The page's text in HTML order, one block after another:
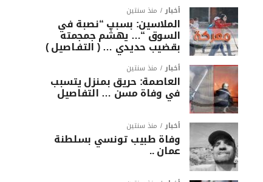
أخبار منذ سنتين
الملاسين: بسبب “نصبة في
السوق “… يهشّم جمجمته
بقضيب حديدي … ( التفـاصيل )
أخبار منذ سنتين
العاصمة: حريق بمنزل يتسبب
في وفاة مسن … التفاصيل
أخبار منذ سنتين
وفاة طبيب تونسي بسلطنة
عمان ..